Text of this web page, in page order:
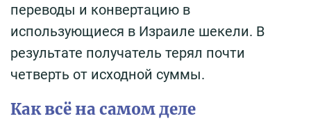
переводы и конвертацию в
использующиеся в Израиле шекели. В
результате получатель терял почти
четверть от исходной суммы.
Как всё на самом деле